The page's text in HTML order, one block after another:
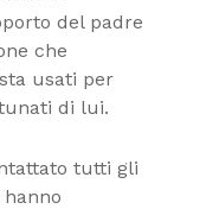
del padre
che
usati per
di lui.
tutti gli